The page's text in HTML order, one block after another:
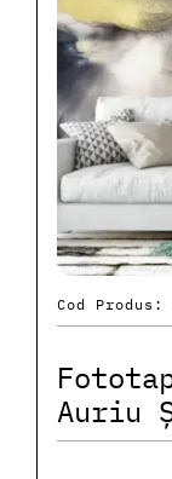
Cod Produs:
Auriu